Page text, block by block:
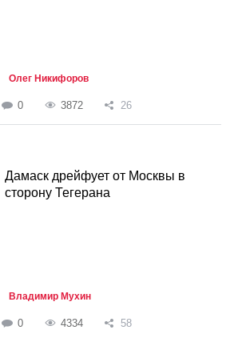
Олег Никифоров
0 3872 26
Дамаск дрейфует от Москвы в
сторону Тегерана
Владимир Мухин
0 4334 58